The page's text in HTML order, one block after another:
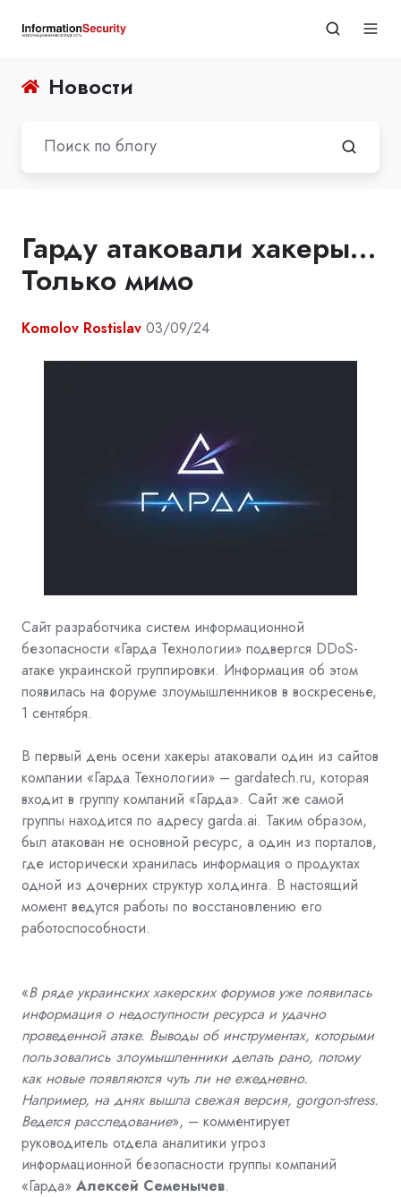
Новости
Гарду атаковали хакеры…
Только мимо
Komolov Rostislav 03/09/24
Сайт разработчика систем информационной
безопасности «Гарда Технологии» подвергся DDoS-
атаке украинской группировки. Информация об этом
появилась на форуме злоумышленников в воскресенье,
1 сентября.
В первый день осени хакеры атаковали один из сайтов
компании «Гарда Технологии» – gardatech.ru, которая
входит в группу компаний «Гарда». Сайт же самой
группы находится по адресу garda.ai. Таким образом,
был атакован не основной ресурс, а один из порталов,
где исторически хранилась информация о продуктах
одной из дочерних структур холдинга. В настоящий
момент ведутся работы по восстановлению его
работоспособности.
«В ряде украинских хакерских форумов уже появилась
информация о недоступности ресурса и удачно
проведенной атаке. Выводы об инструментах, которыми
пользовались злоумышленники делать рано, потому
как новые появляются чуть ли не ежедневно.
Например, на днях вышла свежая версия, gorgon-stress.
Ведется расследование», – комментирует
руководитель отдела аналитики угроз
информационной безопасности группы компаний
«Гарда» Алексей Семенычев.